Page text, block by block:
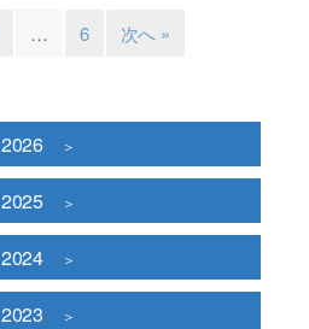
… 6 次へ »
2026
2025
2024
2023